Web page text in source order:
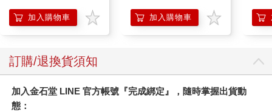
Press)加入購物車 加入購物車
訂購/退換貨須知
加入金石堂 LINE 官方帳號『完成綁定』，隨時掌握出貨動
態：